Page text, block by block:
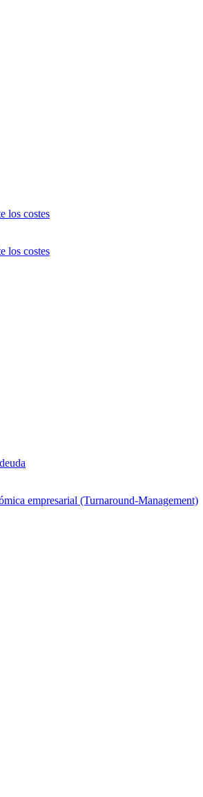
los costes
los costes
empresarial (Turnaround-Management)